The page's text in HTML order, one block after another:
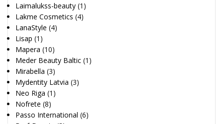
Laimalukss-beauty (1)
Lakme Cosmetics (4)
LanaStyle (4)
Lisap (1)
Mapera (10)
Meder Beauty Baltic (1)
Mirabella (3)
Mydentity Latvia (3)
Neo Riga (1)
Nofrete (8)
Passo International (6)